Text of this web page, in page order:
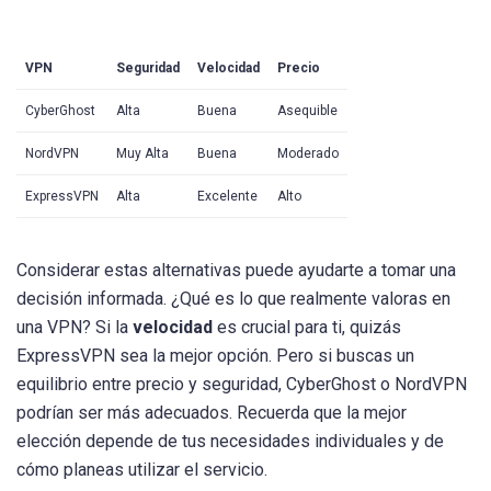
VPN Seguridad Velocidad Precio
CyberGhost Alta Buena Asequible
NordVPN Muy Alta Buena Moderado
ExpressVPN Alta Excelente Alto
Considerar estas alternativas puede ayudarte a tomar una
decisión informada. ¿Qué es lo que realmente valoras en
una VPN? Si la velocidad es crucial para ti, quizás
ExpressVPN sea la mejor opción. Pero si buscas un
equilibrio entre precio y seguridad, CyberGhost o NordVPN
podrían ser más adecuados. Recuerda que la mejor
elección depende de tus necesidades individuales y de
cómo planeas utilizar el servicio.